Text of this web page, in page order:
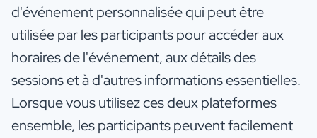
d'événement personnalisée qui peut être
utilisée par les participants pour accéder aux
horaires de l'événement, aux détails des
sessions et à d'autres informations essentielles.
Lorsque vous utilisez ces deux plateformes
ensemble, les participants peuvent facilement